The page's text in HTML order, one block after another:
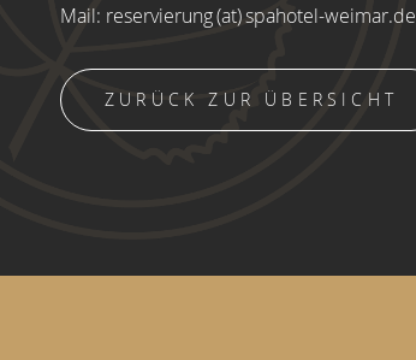
Mail: reservierung (at) spahotel-weimar.de
ZURÜCK ZUR ÜBERSICHT